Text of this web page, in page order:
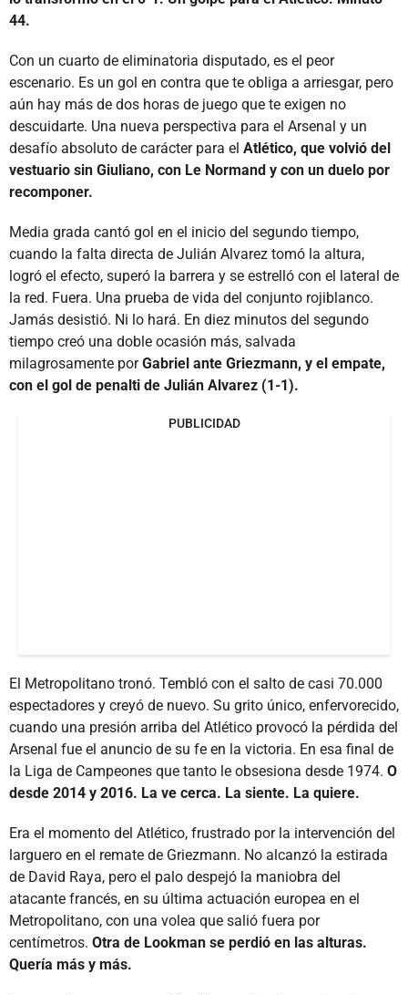
44.
Con un cuarto de eliminatoria disputado, es el peor
escenario. Es un gol en contra que te obliga a arriesgar, pero
aún hay más de dos horas de juego que te exigen no
descuidarte. Una nueva perspectiva para el Arsenal y un
desafío absoluto de carácter para el Atlético, que volvió del
vestuario sin Giuliano, con Le Normand y con un duelo por
recomponer.
Media grada cantó gol en el inicio del segundo tiempo,
cuando la falta directa de Julián Alvarez tomó la altura,
logró el efecto, superó la barrera y se estrelló con el lateral de
la red. Fuera. Una prueba de vida del conjunto rojiblanco.
Jamás desistió. Ni lo hará. En diez minutos del segundo
tiempo creó una doble ocasión más, salvada
milagrosamente porGabriel ante Griezmann, y el empate,
con el gol de penalti de Julián Alvarez (1-1).
PUBLICIDAD
El Metropolitano tronó. Tembló con el salto de casi 70.000
espectadores y creyó de nuevo. Su grito único, enfervorecido,
cuando una presión arriba del Atlético provocó la pérdida del
Arsenal fue el anuncio de su fe en la victoria. En esa final de
la Liga de Campeones que tanto le obsesiona desde 1974. O
desde 2014 y 2016. La ve cerca. La siente. La quiere.
Era el momento del Atlético, frustrado por la intervención del
larguero en el remate de Griezmann. No alcanzó la estirada
de David Raya, pero el palo despejó la maniobra del
atacante francés, en su última actuación europea en el
Metropolitano, con una volea que salió fuera por
centímetros. Otra de Lookman se perdió en las alturas.
Quería más y más.